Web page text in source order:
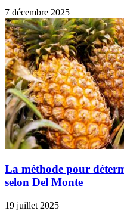
7 décembre 2025
La méthode pour
selon Del Monte
19 juillet 2025